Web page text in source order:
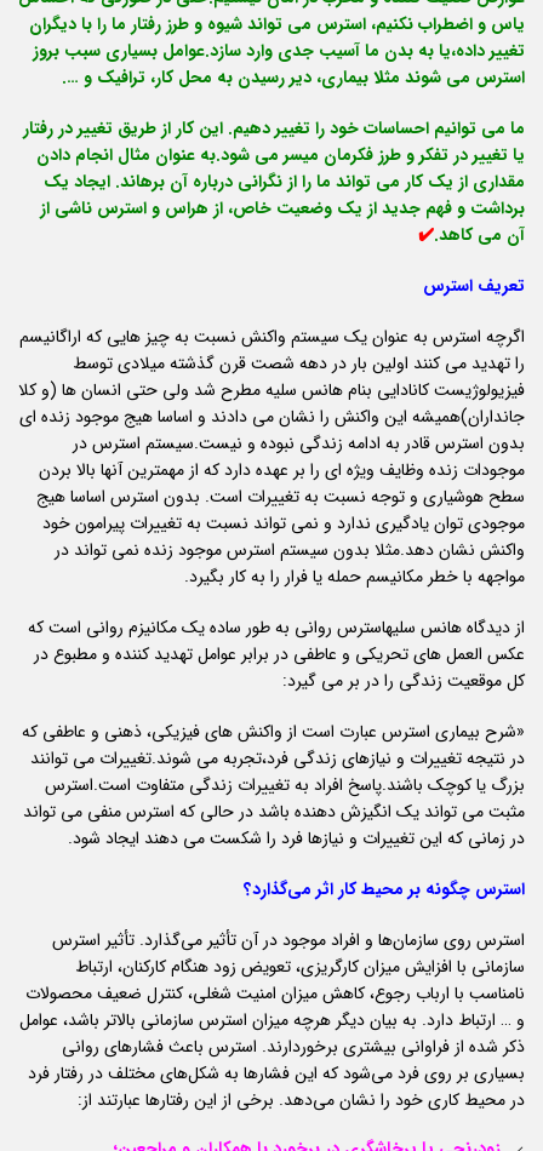
یاس و اضطراب نکنیم، استرس می تواند شیوه و طرز رفتار ما را با دیگران
تغییر داده،یا به بدن ما آسیب جدی وارد سازد.عوامل بسیاری سبب بروز
استرس می شوند مثلا بیماری، دیر رسیدن به محل کار، ترافیک و ….
ما می توانیم احساسات خود را تغییر دهیم. این کار از طریق تغییر در رفتار
یا تغییر در تفکر و طرز فکرمان میسر می شود.به عنوان مثال انجام دادن
مقداری از یک کار می تواند ما را از نگرانی درباره آن برهاند. ایجاد یک
برداشت و فهم جدید از یک وضعیت خاص، از هراس و استرس ناشی از
آن می کاهد.✔️
تعریف استرس
اگرچه استرس به عنوان یک سیستم واکنش نسبت به چیز هایی که اراگانیسم
را تهدید می کنند اولین بار در دهه شصت قرن گذشته میلادی توسط
فیزیولوژیست کانادایی بنام هانس سلیه مطرح شد ولی حتی انسان ها (و کلا
جانداران)همیشه این واکنش را نشان می دادند و اساسا هیج موجود زنده ای
بدون استرس قادر به ادامه زندگی نبوده و نیست.سیستم استرس در
موجودات زنده وظایف ویژه ای را بر عهده دارد که از مهمترین آنها بالا بردن
سطح هوشیاری و توجه نسبت به تغییرات است. بدون استرس اساسا هیج
موجودی توان یادگیری ندارد و نمی تواند نسبت به تغییرات پیرامون خود
واکنش نشان دهد.مثلا بدون سیستم استرس موجود زنده نمی تواند در
مواجهه با خطر مکانیسم حمله یا فرار را به کار بگیرد.
از دیدگاه هانس سلیهاسترس روانی به طور ساده یک مکانیزم روانی است که
عکس العمل های تحریکی و عاطفی در برابر عوامل تهدید کننده و مطبوع در
کل موقعیت زندگی را در بر می گیرد:
«شرح بیماری استرس عبارت است از واکنش های فیزیکی، ذهنی و عاطفی که
در نتیجه تغییرات و نیازهای زندگی فرد،تجربه می شوند.تغییرات می توانند
بزرگ یا کوچک باشند.پاسخ افراد به تغییرات زندگی متفاوت است.استرس
مثبت می تواند یک انگیزش دهنده باشد در حالی که استرس منفی می تواند
در زمانی که این تغییرات و نیازها فرد را شکست می دهند ایجاد شود.
استرس چگونه بر محیط کار اثر می‌گذارد؟
استرس روی سازمان‌ها و افراد موجود در آن تأثیر می‌گذارد. تأثیر استرس
سازمانی با افزایش میزان کارگریزی، تعویض زود هنگام کارکنان، ارتباط
نامناسب با ارباب رجوع، کاهش میزان امنیت شغلی، کنترل ضعیف محصولات
و … ارتباط دارد. به بیان دیگر هرچه میزان استرس سازمانی بالاتر باشد، عوامل
ذکر شده از فراوانی بیشتری برخوردارند. استرس باعث فشارهای روانی
بسیاری بر روی فرد می‌شود که این فشارها به شکل‌های مختلف در رفتار فرد
در محیط کاری خود را نشان می‌دهد. برخی از این رفتارها عبارتند از: